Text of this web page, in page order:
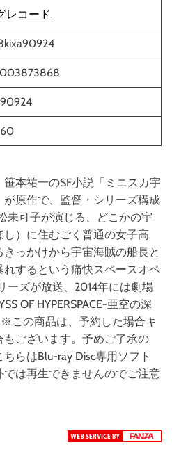
レコード
笹本祐一のSF小説「ミニスカ宇
原作で、監督・シリーズ構成
未可子が演じる、どこかの宇
）に住むごく普通の女子高
っかけから宇宙海賊の船長と
するという痛快スペースオペ
ーズが放送、2014年には劇場
OF HYPERSPACE-亜空の深
この商品は、予約した場合キ
ございます。予めご了承の
らはBlu-ray Disc専用ソフト
は再生できませんのでご注意